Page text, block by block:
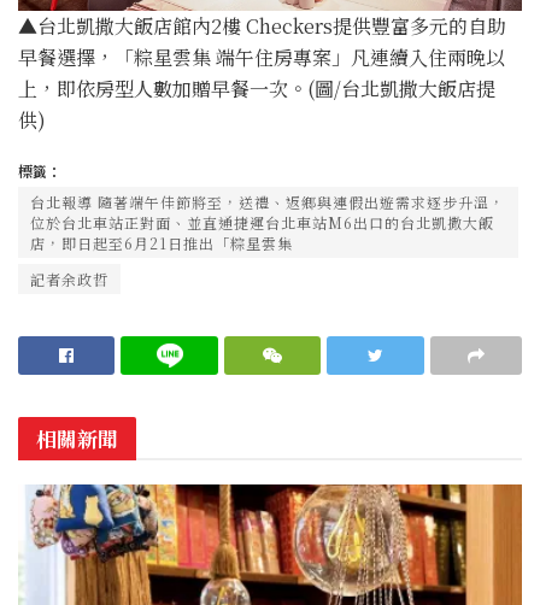
▲台北凱撒大飯店館內2樓 Checkers提供豐富多元的自助
早餐選擇，「粽星雲集 端午住房專案」凡連續入住兩晚以
上，即依房型人數加贈早餐一次。(圖/台北凱撒大飯店提
供)
標籤：
台北報導 隨著端午佳節將至，送禮、返鄉與連假出遊需求逐步升溫，
位於台北車站正對面、並直通捷運台北車站M6出口的台北凱撒大飯
店，即日起至6月21日推出「粽星雲集
記者余政哲
相關新聞